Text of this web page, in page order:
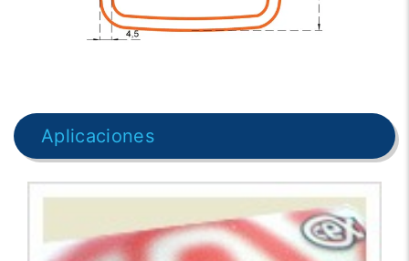
Aplicaciones